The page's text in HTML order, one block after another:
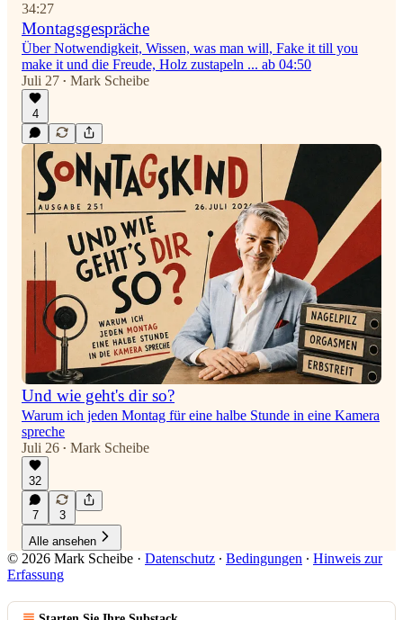
34:27
Montagsgespräche
Über Notwendigkeit, Wissen, was man will, Fake it till you
make it und die Freude, Holz zustapeln ... ab 04:50
Juli 27 • Mark Scheibe
4
Und wie geht's dir so?
Warum ich jeden Montag für eine halbe Stunde in eine Kamera
spreche
Juli 26 • Mark Scheibe
32
7
3
Alle ansehen
© 2026 Mark Scheibe · Datenschutz ∙ Bedingungen ∙ Hinweis zur
Erfassung